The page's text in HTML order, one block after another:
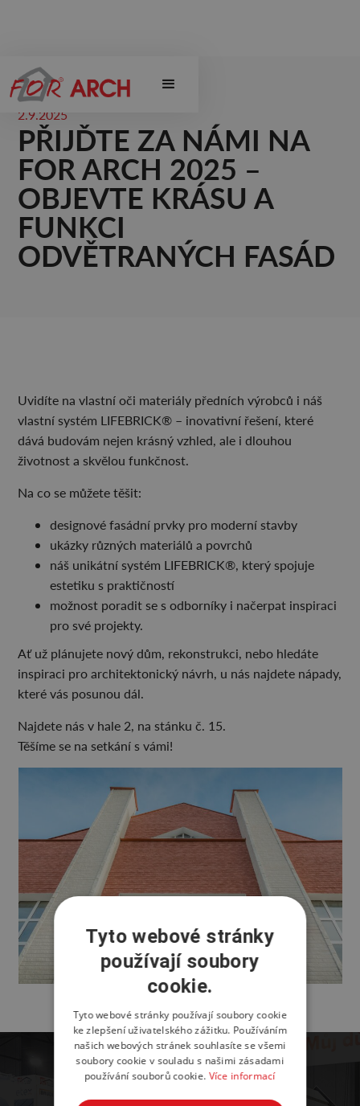
2.9.2025
PŘIJĎTE ZA NÁMI NA
FOR ARCH 2025 –
OBJEVTE KRÁSU A
FUNKCI
ODVĚTRANÝCH FASÁD
Uvidíte na vlastní oči materiály předních výrobců i náš
vlastní systém LIFEBRICK® – inovativní řešení, které
dává budovám nejen krásný vzhled, ale i dlouhou
životnost a skvělou funkčnost.
Na co se můžete těšit:
designové fasádní prvky pro moderní stavby
ukázky různých materiálů a povrchů
náš unikátní systém LIFEBRICK®, který spojuje
estetiku s praktičností
možnost poradit se s odborníky i načerpat inspiraci
pro své projekty.
Ať už plánujete nový dům, rekonstrukci, nebo hledáte
inspiraci pro architektonický návrh, u nás najdete nápady,
které vás posunou dál.
Najdete nás v hale 2, na stánku č. 15.
Těšíme se na setkání s vámi!
Tyto webové stránky
používají soubory
cookie.
Tyto webové stránky používají soubory cookie
ke zlepšení uživatelského zážitku. Používáním
našich webových stránek souhlasíte se všemi
soubory cookie v souladu s našimi zásadami
používání souborů cookie. Více informací